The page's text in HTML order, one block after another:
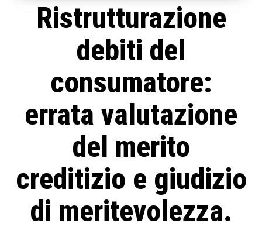
Ristrutturazione
debiti del
consumatore:
errata valutazione
del merito
creditizio e giudizio
di meritevolezza.